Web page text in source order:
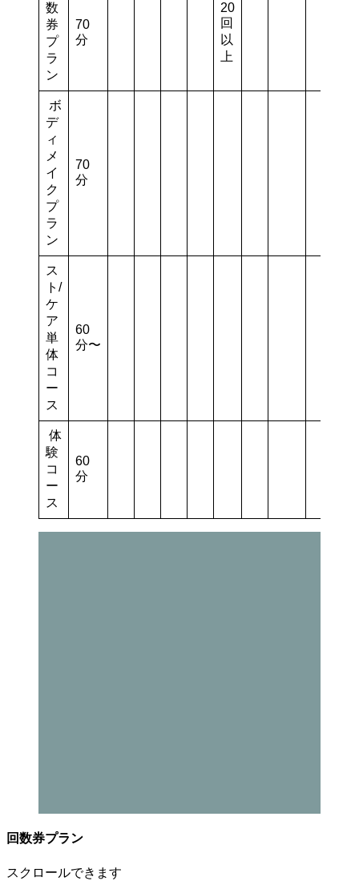
数
券
プ
ラ
ン
70
分
20
回
以
上
ボ
デ
ィ
メ
イ
ク
プ
ラ
ン
70
分
ス
ト/
ケ
ア
単
体
コ
ー
ス
60
分〜
体
験
コ
ー
ス
60
分
回数券プラン
スクロールできます